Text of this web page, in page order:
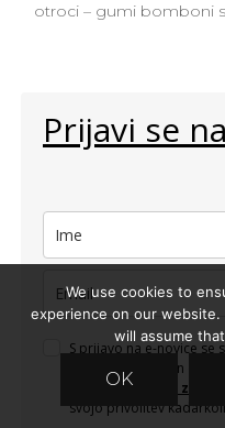
otroci – gumi bomboni
Prijavi se
S prijavo na e-novice se
s shranjevanjem in
skladu spolitiko
svojo privolitev
We use cookies to
experience on our
will assume
OK